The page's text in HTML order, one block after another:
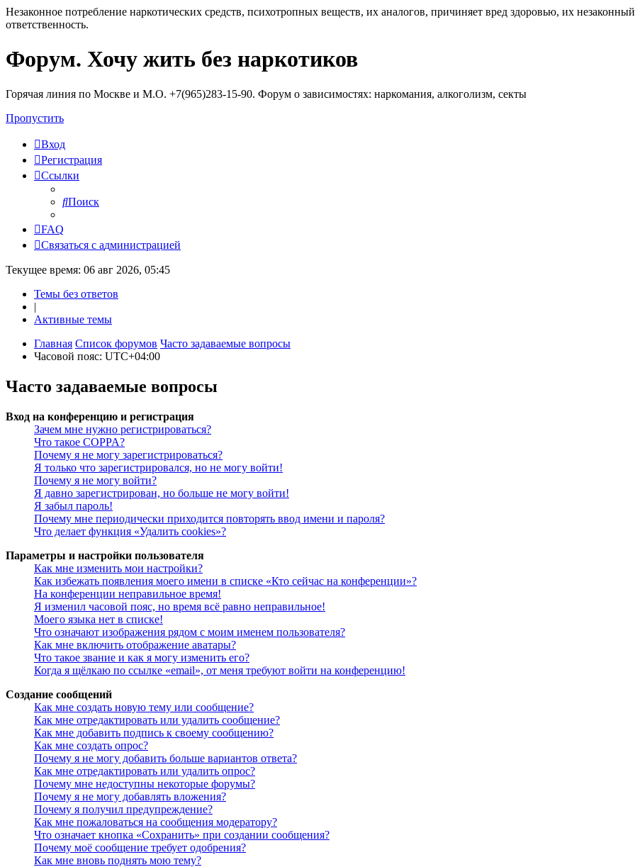
Незаконное потребление наркотических средств, психотропных веществ, их аналогов, причиняет вред здоровью, их
ответственность.
Регистрация
Форум. Хочу жить без наркотиков
Горячая линия по Москве и М.О. +7(965)283-15-90. Форум о зависимостях: наркомания, алкоголизм, секты
Пропустить
Вход
Регистрация
Ссылки
Поиск
FAQ
Связаться с администрацией
Текущее время: 06 авг 2026, 05:45
Темы без ответов
|
Активные темы
Главная Список форумов Часто задаваемые вопросы
Часовой пояс: UTC+04:00
Часто задаваемые вопросы
Вход на конференцию и регистрация
Зачем мне нужно регистрироваться?
Что такое COPPA?
Почему я не могу зарегистрироваться?
Я только что зарегистрировался, но не могу войти!
Почему я не могу войти?
Я давно зарегистрирован, но больше не могу войти!
Я забыл пароль!
Почему мне периодически приходится повторять ввод имени и пароля?
Что делает функция «Удалить cookies»?
Параметры и настройки пользователя
Как мне изменить мои настройки?
Как избежать появления моего имени в списке «Кто сейчас на конференции»?
На конференции неправильное время!
Я изменил часовой пояс, но время всё равно неправильное!
Моего языка нет в списке!
Что означают изображения рядом с моим именем пользователя?
Как мне включить отображение аватары?
Что такое звание и как я могу изменить его?
Когда я щёлкаю по ссылке «email», от меня требуют войти на конференцию!
Создание сообщений
Как мне создать новую тему или сообщение?
Как мне отредактировать или удалить сообщение?
Как мне добавить подпись к своему сообщению?
Как мне создать опрос?
Почему я не могу добавить больше вариантов ответа?
Как мне отредактировать или удалить опрос?
Почему мне недоступны некоторые форумы?
Почему я не могу добавлять вложения?
Почему я получил предупреждение?
Как мне пожаловаться на сообщения модератору?
Что означает кнопка «Сохранить» при создании сообщения?
Почему моё сообщение требует одобрения?
Как мне вновь поднять мою тему?